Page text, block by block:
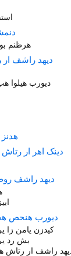
هرظنم
دیهد راشف
دیورب هیلوا
هدنز
دینک اهر ار رتاش
دیهد راشف
دیورب هنحص
کيدزن یامن زا
بش رد
راشف ار رتاش